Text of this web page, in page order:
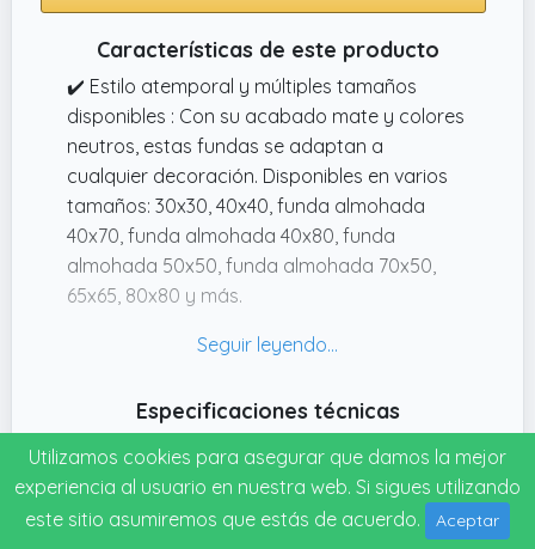
Características de este producto
✔️ Estilo atemporal y múltiples tamaños
disponibles : Con su acabado mate y colores
neutros, estas fundas se adaptan a
cualquier decoración. Disponibles en varios
tamaños: 30x30, 40x40, funda almohada
40x70, funda almohada 40x80, funda
almohada 50x50, funda almohada 70x50,
65x65, 80x80 y más.
El cierre oculto mantiene la almohada en su
Un acabado limpio sin comprometer la
comodidad.
✔️ Suavidad natural para tus noches : Funda
almohada 50x70 hechas de algodón
Especificaciones técnicas
Fecha de lanzamiento
25-05-2026
Utilizamos cookies para asegurar que damos la mejor
experiencia al usuario en nuestra web. Si sigues utilizando
este sitio asumiremos que estás de acuerdo.
Aceptar